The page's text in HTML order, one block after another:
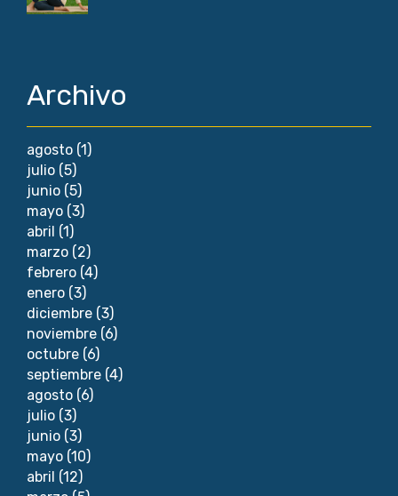
Archivo
agosto (1)
julio (5)
junio (5)
mayo (3)
abril (1)
marzo (2)
febrero (4)
enero (3)
diciembre (3)
noviembre (6)
octubre (6)
septiembre (4)
agosto (6)
julio (3)
junio (3)
mayo (10)
abril (12)